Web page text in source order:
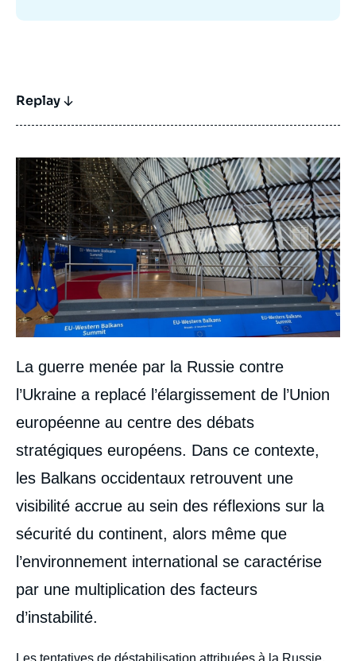
Replay
Image
La guerre menée par la Russie contre
l’Ukraine a replacé l’élargissement de l’Union
européenne au centre des débats
stratégiques européens. Dans ce contexte,
les Balkans occidentaux retrouvent une
visibilité accrue au sein des réflexions sur la
sécurité du continent, alors même que
l’environnement international se caractérise
par une multiplication des facteurs
d’instabilité.
body
Les tentatives de déstabilisation attribuées à la Russie,